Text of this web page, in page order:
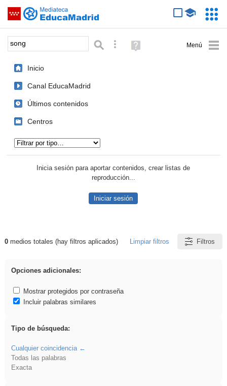
Saltar navegación
Palabra o frase: Búsqueda avanzada
Ayuda
(en
Inicio
Canal EducaMadrid
Últimos contenidos
Centros
Inicia sesión para aportar contenidos, crear listas de
reproducción...
Iniciar sesión
Resultados de: song
0medios totales (hay filtros aplicados) Limpiar filtros Filtros
Opciones adicionales:
Mostrar protegidos por contraseña
Incluir palabras similares
Tipo de búsqueda:
Cualquier coincidencia
Todas las palabras
Exacta